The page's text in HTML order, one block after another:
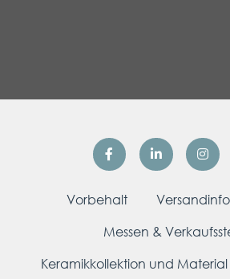
Vorbehalt
Messen &
Keramikkollektion und Material